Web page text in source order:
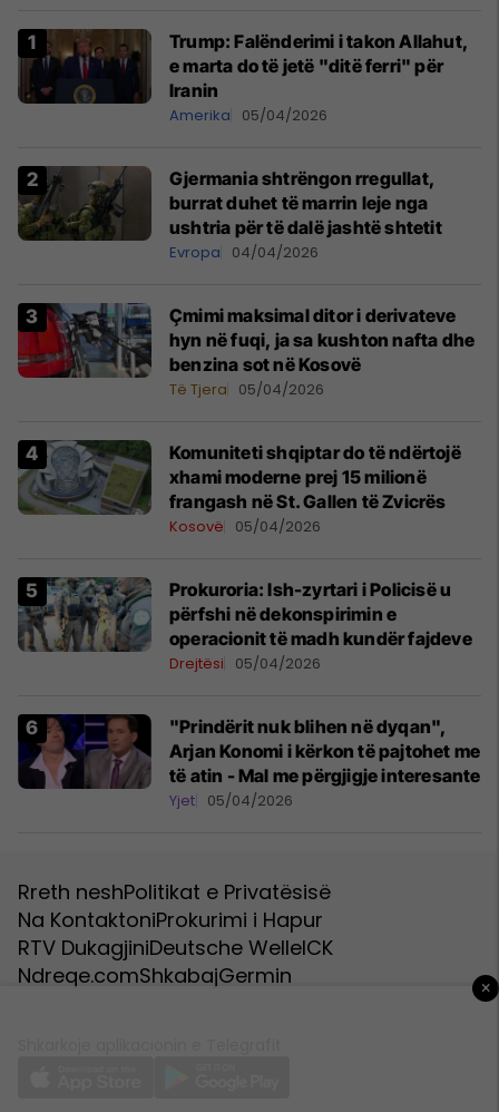
Trump: Falënderimi i takon Allahut,
e marta do të jetë "ditë ferri" për
Iranin
Amerika 05/04/2026
Gjermania shtrëngon rregullat,
burrat duhet të marrin leje nga
ushtria për të dalë jashtë shtetit
Evropa 04/04/2026
Çmimi maksimal ditor i derivateve
hyn në fuqi, ja sa kushton nafta dhe
benzina sot në Kosovë
Të Tjera 05/04/2026
Komuniteti shqiptar do të ndërtojë
xhami moderne prej 15 milionë
frangash në St. Gallen të Zvicrës
Kosovë 05/04/2026
Prokuroria: Ish-zyrtari i Policisë u
përfshi në dekonspirimin e
operacionit të madh kundër fajdeve
Drejtësi 05/04/2026
"Prindërit nuk blihen në dyqan",
Arjan Konomi i kërkon të pajtohet me
të atin - Mal me përgjigje interesante
Yjet 05/04/2026
Rreth neshPolitikat e Privatësisë
Na KontaktoniProkurimi i Hapur
RTV DukagjiniDeutsche WelleICK
Ndreqe.comShkabajGermin ×